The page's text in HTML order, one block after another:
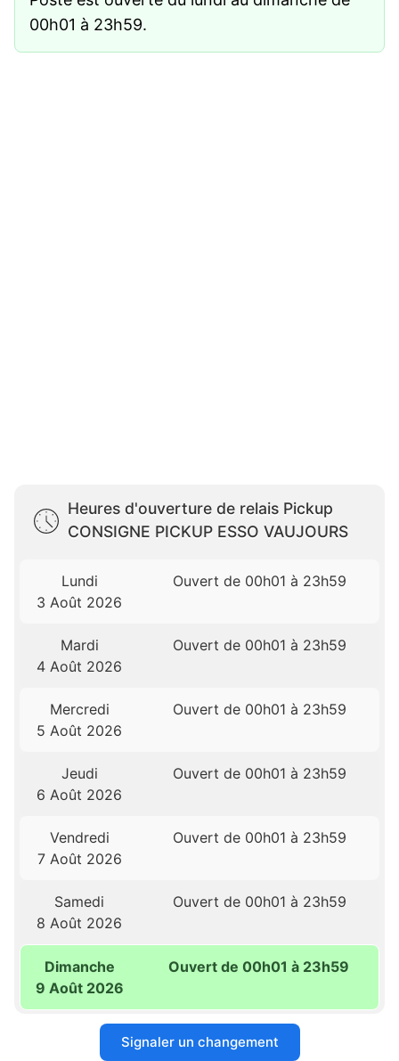
00h01 à 23h59.
Heures d'ouverture de relais Pickup
CONSIGNE PICKUP ESSO VAUJOURS
Lundi
3 Août 2026
Ouvert de 00h01 à 23h59
Mardi
4 Août 2026
Ouvert de 00h01 à 23h59
Mercredi
5 Août 2026
Ouvert de 00h01 à 23h59
Jeudi
6 Août 2026
Ouvert de 00h01 à 23h59
Vendredi
7 Août 2026
Ouvert de 00h01 à 23h59
Samedi
8 Août 2026
Ouvert de 00h01 à 23h59
Dimanche
9 Août 2026
Ouvert de 00h01 à 23h59
Signaler un changement